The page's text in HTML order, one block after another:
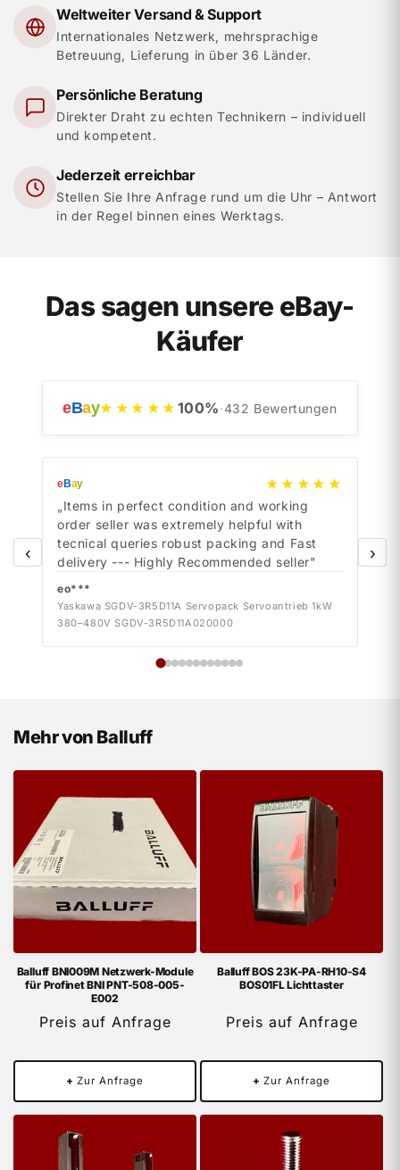
Weltweiter Versand & Support
Internationales Netzwerk, mehrsprachige
Betreuung, Lieferung in über 36 Länder.
Persönliche Beratung
Direkter Draht zu echten Technikern – individuell
und kompetent.
Jederzeit erreichbar
Stellen Sie Ihre Anfrage rund um die Uhr – Antwort
in der Regel binnen eines Werktags.
Das sagen unsere eBay-
Käufer
eBay★★★★★ 100%·432 Bewertungen
‹
eBay ★★★★★
„Items in perfect condition and working
order seller was extremely helpful with
tecnical queries robust packing and Fast
delivery --- Highly Recommended seller"
eo***
Yaskawa SGDV-3R5D11A Servopack Servoantrieb 1kW
380–480V SGDV-3R5D11A020000
›
Mehr von Balluff
Balluff BNI009M Netzwerk-Module
für Profinet BNI PNT-508-005-
E002
Preis auf Anfrage
+ Zur Anfrage
Balluff BOS 23K-PA-RH10-S4
BOS01FL Lichttaster
Preis auf Anfrage
+ Zur Anfrage